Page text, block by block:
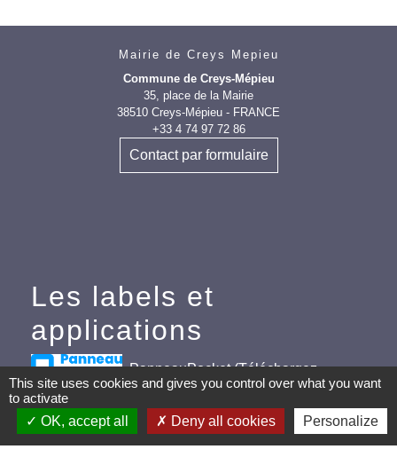
Mairie de Creys Mepieu
Commune de Creys-Mépieu
35, place de la Mairie
38510 Creys-Mépieu - FRANCE
+33 4 74 97 72 86
Contact par formulaire
Les labels et
applications
PanneauPocket (Téléchargez
l'application pour recevoir directement toutes les
informations de la commune)
Villes et Villages Fleuris
This site uses cookies and gives you control over what you want
to activate
OK, accept all
Deny all cookies Personalize